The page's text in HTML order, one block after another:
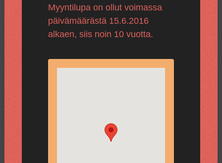
Myyntilupa on ollut voimassa
päivämäärästä 15.6.2016
alkaen, siis noin 10 vuotta.